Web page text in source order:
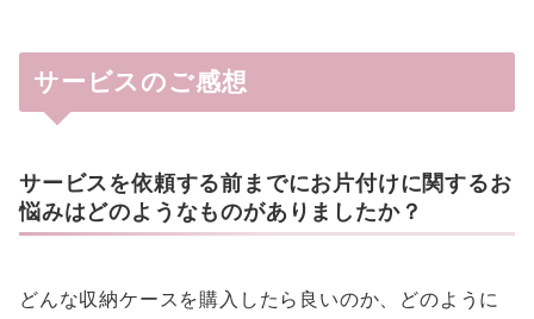
サービスのご感想
サービスを依頼する前までにお片付けに関するお
悩みはどのようなものがありましたか？
どんな収納ケースを購入したら良いのか、どのように